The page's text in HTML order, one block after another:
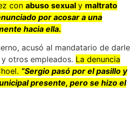
con abuso sexual y maltrato
por acosar a una
hacia ella.
acusó al mandatario de darle
otros empleados. La denuncia
“Sergio pasó por el pasillo y
presente, pero se hizo el